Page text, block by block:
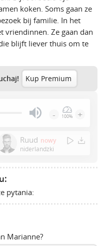
koken. Soms gaan ze
bij familie. In het
vriendinnen. Ze gaan dan
blijft liever thuis om te
Kup Premium
Enter
or
volume
- 100% +
Ruud nowy
niderlandzki
pytania:
Marianne?